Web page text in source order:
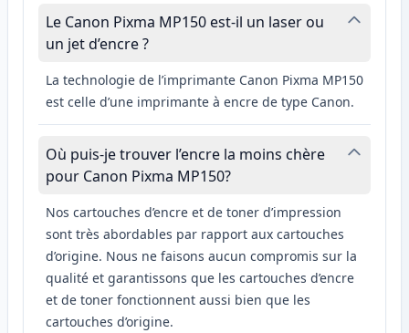
Le Canon Pixma MP150 est-il un laser ou
un jet d’encre ?
La technologie de l’imprimante Canon Pixma MP150
est celle d’une imprimante à encre de type Canon.
Où puis-je trouver l’encre la moins chère
pour Canon Pixma MP150?
Nos cartouches d’encre et de toner d’impression
sont très abordables par rapport aux cartouches
d’origine. Nous ne faisons aucun compromis sur la
qualité et garantissons que les cartouches d’encre
et de toner fonctionnent aussi bien que les
cartouches d’origine.